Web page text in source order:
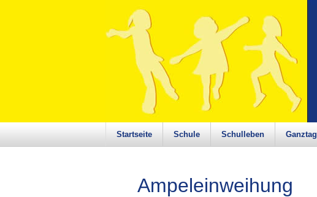
Startseite Schule Schulleben Ganztag
Ampeleinweihung